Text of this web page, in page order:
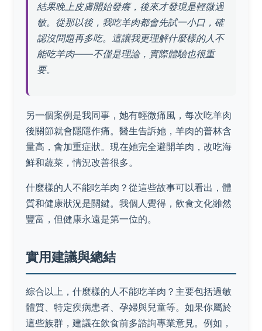
結果晚上皮膚開始發癢，後來才發現是輕微過
敏。從那以後，我吃羊肉都會先試一小口，確
認沒問題再多吃。這讓我更理解什麼樣的人不
能吃羊肉——不僅是理論，實際體驗也很重
要。
另一個案例是我同事，她有輕微痛風，每次吃羊肉
後關節就會隱隱作痛。醫生告訴她，羊肉的普林含
量高，會加重症狀。現在她完全避開羊肉，改吃海
鮮和蔬菜，情況改善很多。
什麼樣的人不能吃羊肉？從這些故事可以看出，體
質和健康狀況是關鍵。我個人覺得，飲食文化雖然
豐富，但健康永遠是第一位的。
實用建議與總結
綜合以上，什麼樣的人不能吃羊肉？主要包括過敏
體質、特定疾病患者、孕婦與兒童等。如果你屬於
這些族群，建議在飲食前多諮詢專業意見。例如，